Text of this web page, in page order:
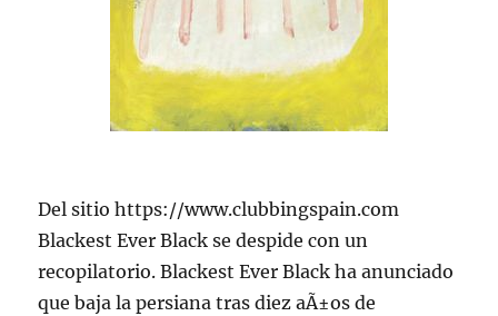
Del sitio https://www.clubbingspain.com
Blackest Ever Black se despide con un
recopilatorio. Blackest Ever Black ha anunciado
que baja la persiana tras diez aÃ±os de